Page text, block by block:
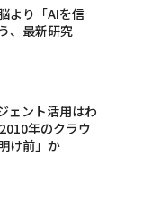
より「AIを信
、最新研究
ェント活用はわ
年のクラウ
け前」か